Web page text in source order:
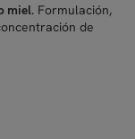
miel. Formulación,
de